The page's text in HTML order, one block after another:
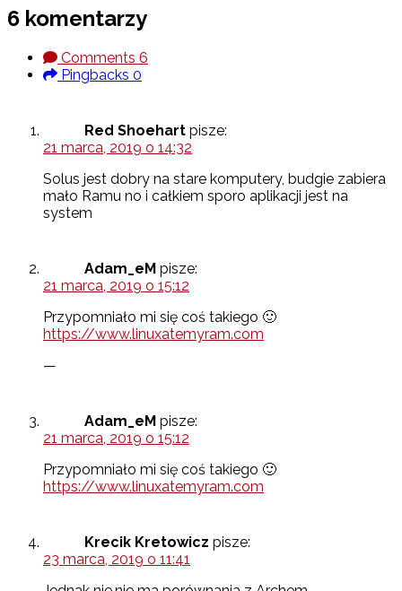
6 komentarzy
Comments 6
Pingbacks 0
Red Shoehart pisze:
21 marca, 2019 o 14:32
Solus jest dobry na stare komputery, budgie zabiera
mało Ramu no i całkiem sporo aplikacji jest na
system
Adam_eM pisze:
21 marca, 2019 o 15:12
Przypomniało mi się coś takiego 🙂
https://www.linuxatemyram.com
—
Adam_eM pisze:
21 marca, 2019 o 15:12
Przypomniało mi się coś takiego 🙂
https://www.linuxatemyram.com
Krecik Kretowicz pisze:
23 marca, 2019 o 11:41